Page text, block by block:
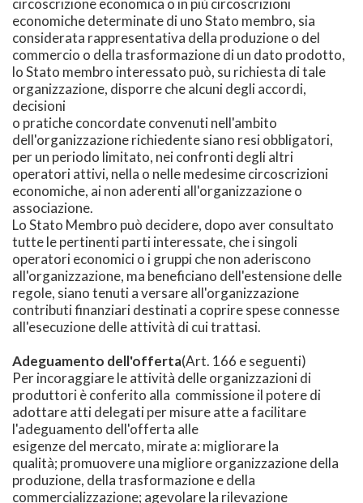
circoscrizione economica o in più circoscrizioni
economiche determinate di uno Stato membro, sia
considerata rappresentativa della produzione o del
commercio o della trasformazione di un dato prodotto,
lo Stato membro interessato può, su richiesta di tale
organizzazione, disporre che alcuni degli accordi,
decisioni
o pratiche concordate convenuti nell'ambito
dell'organizzazione richiedente siano resi obbligatori,
per un periodo limitato, nei confronti degli altri
operatori attivi, nella o nelle medesime circoscrizioni
economiche, ai non aderenti all'organizzazione o
associazione.
Lo Stato Membro può decidere, dopo aver consultato
tutte le pertinenti parti interessate, che i singoli
operatori economici o i gruppi che non aderiscono
all'organizzazione, ma beneficiano dell'estensione delle
regole, siano tenuti a versare all'organizzazione
contributi finanziari destinati a coprire spese connesse
all'esecuzione delle attività di cui trattasi.
Adeguamento dell'offerta(Art. 166 e seguenti)
Per incoraggiare le attività delle organizzazioni di
produttori è conferito alla commissione il potere di
adottare atti delegati per misure atte a facilitare
l'adeguamento dell'offerta alle
esigenze del mercato, mirate a: migliorare la
qualità; promuovere una migliore organizzazione della
produzione, della trasformazione e della
commercializzazione; agevolare la rilevazione